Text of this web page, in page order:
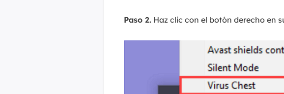
Paso 2. Haz clic con el botón derecho en